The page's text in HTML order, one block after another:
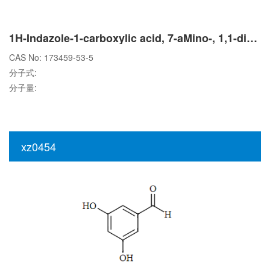
1H-Indazole-1-carboxylic acid, 7-aMino-, 1,1-diMethylethyl ester
CAS No: 173459-53-5
分子式:
分子量:
xz0454